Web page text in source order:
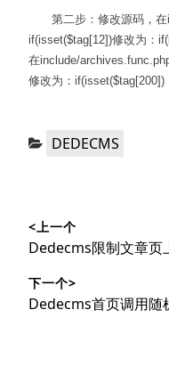
第二步：修改源码，
if(isset($tag[12])修改为：
在include/
修改为：if(isset($tag[200])
分
DEDECMS
章
导
航
<上一个
上
文
章：
Dedecms限制文章页
下一个>
下
Dedecms首页调用随